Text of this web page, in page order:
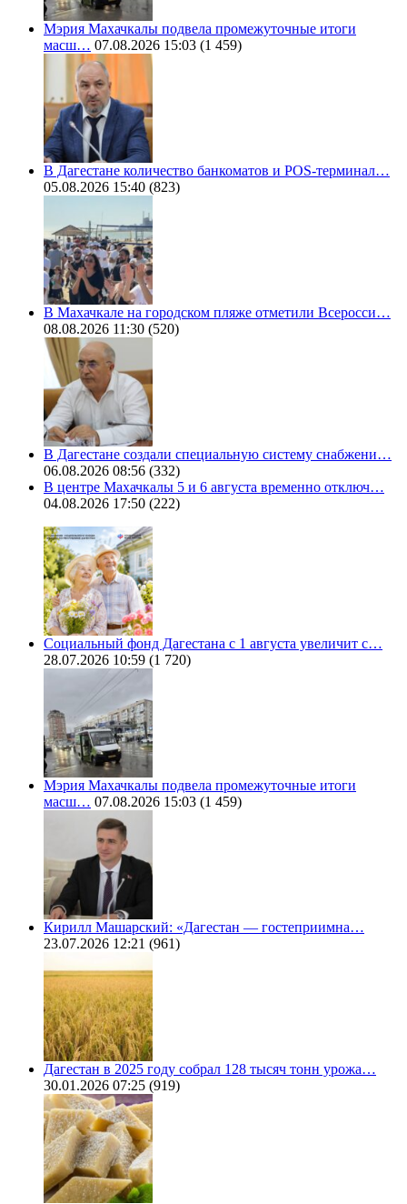
Мэрия Махачкалы подвела промежуточные итоги
масш… 07.08.2026 15:03 (1 459)
В Дагестане количество банкоматов и POS-терминал…
05.08.2026 15:40 (823)
В Махачкале на городском пляже отметили Всеросси…
08.08.2026 11:30 (520)
В Дагестане создали специальную систему снабжени…
06.08.2026 08:56 (332)
В центре Махачкалы 5 и 6 августа временно отключ…
04.08.2026 17:50 (222)
Социальный фонд Дагестана с 1 августа увеличит с…
28.07.2026 10:59 (1 720)
Мэрия Махачкалы подвела промежуточные итоги
масш… 07.08.2026 15:03 (1 459)
Кирилл Машарский: «Дагестан — гостеприимна…
23.07.2026 12:21 (961)
Дагестан в 2025 году собрал 128 тысяч тонн урожа…
30.01.2026 07:25 (919)